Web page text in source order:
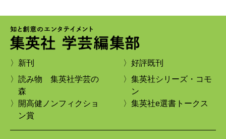
〉新刊
〉読み物 集英社学芸の
森
〉開高健ノンフィクショ
ン賞
〉好評既刊
〉集英社シリーズ・コモ
ン
〉集英社e選書トークス